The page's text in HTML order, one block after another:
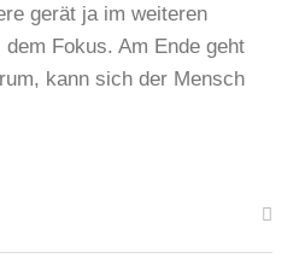
gerät ja im weiteren
Fokus. Am Ende geht
kann sich der Mensch